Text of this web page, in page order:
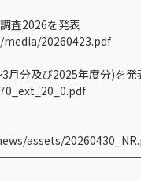
査2026を発表
20260423.pdf
月分及び2025年度分)を発
assets/